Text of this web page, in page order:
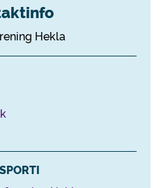
Hekla